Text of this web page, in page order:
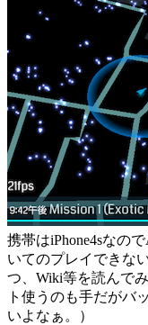
携帯はiPhone4sなの
いてのプレイできな
つ、Wiki等を読んで
ト使うのも手だがバ
いよなぁ。）